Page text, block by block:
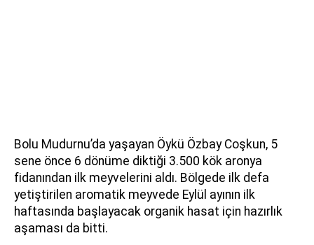
Bolu Mudurnu’da yaşayan Öykü Özbay Coşkun, 5
sene önce 6 dönüme diktiği 3.500 kök aronya
fidanından ilk meyvelerini aldı. Bölgede ilk defa
yetiştirilen aromatik meyvede Eylül ayının ilk
haftasında başlayacak organik hasat için hazırlık
aşaması da bitti.